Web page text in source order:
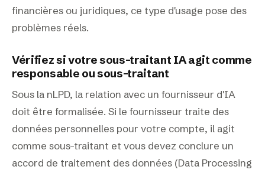
financières ou juridiques, ce type d'usage pose des
problèmes réels.
Vérifiez si votre sous-traitant IA agit comme
responsable ou sous-traitant
Sous la nLPD, la relation avec un fournisseur d'IA
doit être formalisée. Si le fournisseur traite des
données personnelles pour votre compte, il agit
comme sous-traitant et vous devez conclure un
accord de traitement des données (Data Processing